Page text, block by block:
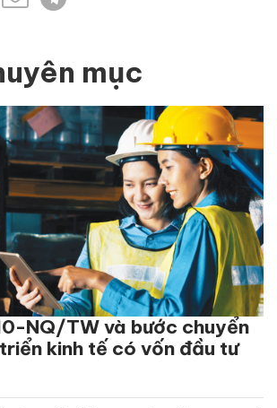
mục
NQ/TW và bước chuyển
kinh tế có vốn đầu tư